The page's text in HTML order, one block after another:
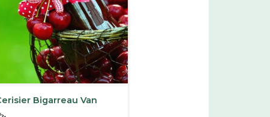
Bigarreau Van